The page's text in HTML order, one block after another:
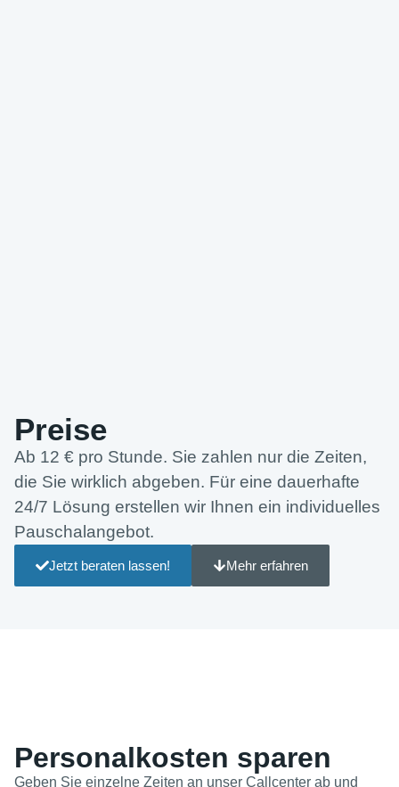
Preise
Ab 12 € pro Stunde. Sie zahlen nur die Zeiten,
die Sie wirklich abgeben. Für eine dauerhafte
24/7 Lösung erstellen wir Ihnen ein individuelles
Pauschalangebot.
Jetzt beraten lassen! Mehr erfahren
Personalkosten sparen
Geben Sie einzelne Zeiten an unser Callcenter ab und